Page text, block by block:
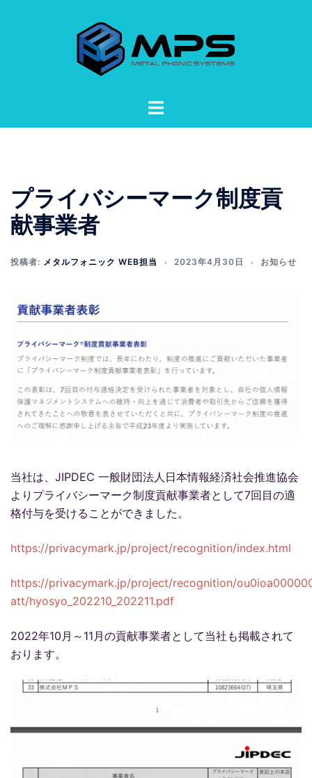
ト
ュ
プライバシーマーク制度貢
献事業者
投稿者: メタルフォニック WEB担当 2023年4月30日 お知らせ
当社は、JIPDEC 一般財団法人日本情報経済社会推進協会
よりプライバシーマーク制度貢献事業者として7回目の適
格付与を受けることができました。
https://privacymark.jp/project/recognition/index.html
https://privacymark.jp/project/recognition/
att/hyosyo_202210_202211.pdf
2022年10月～11月の貢献事業者として当社も掲載されて
おります。